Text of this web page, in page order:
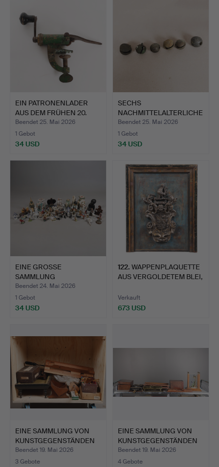
EIN PATRONENLADER
AUS DEM FRÜHEN 20.
JAHRH…
Beendet 25. Mai 2026
1 Gebot
34 USD
SECHS
NACHMITTELALTERLICHE
CROTAL-GLOCKEN …
Beendet 25. Mai 2026
1 Gebot
34 USD
EINE GROSSE
SAMMLUNG
VERSCHIEDENER
FIGUREN…
Beendet 24. Mai 2026
1 Gebot
34 USD
122. WAPPENPLAQUETTE
AUS VERGOLDETEM BLEI,
Verkauft
673 USD
EINE SAMMLUNG VON
KUNSTGEGENSTÄNDEN
(ANZAH…
Beendet 19. Mai 2026
3 Gebote
EINE SAMMLUNG VON
KUNSTGEGENSTÄNDEN
(ANZAH…
Beendet 19. Mai 2026
4 Gebote